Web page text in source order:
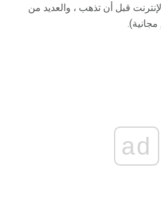
قبل أن تذهب ، والعديد من
ad